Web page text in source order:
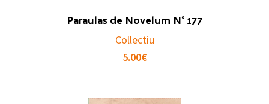
Paraulas de Novelum N° 177
Collectiu
5.00€